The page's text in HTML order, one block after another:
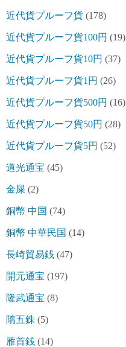
近代貨プルーフ貨 (178)
近代貨プルーフ貨100円 (19)
近代貨プルーフ貨10円 (37)
近代貨プルーフ貨1円 (26)
近代貨プルーフ貨500円 (16)
近代貨プルーフ貨50円 (28)
近代貨プルーフ貨5円 (52)
道光通宝 (45)
金屎 (2)
銅幣 中国 (74)
銅幣 中華民国 (14)
長崎貿易銭 (47)
開元通宝 (197)
隆武通宝 (8)
隋五銖 (5)
雁首銭 (14)